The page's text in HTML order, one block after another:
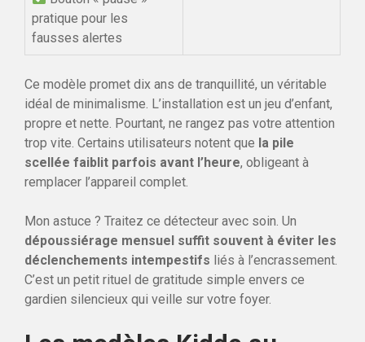
pratique pour les
fausses alertes
Ce modèle promet dix ans de tranquillité, un véritable
idéal de minimalisme. L’installation est un jeu d’enfant,
propre et nette. Pourtant, ne rangez pas votre attention
trop vite. Certains utilisateurs notent que la pile
scellée faiblit parfois avant l’heure, obligeant à
remplacer l’appareil complet.
Mon astuce ? Traitez ce détecteur avec soin. Un
dépoussiérage mensuel suffit souvent à éviter les
déclenchements intempestifs liés à l’encrassement.
C’est un petit rituel de gratitude simple envers ce
gardien silencieux qui veille sur votre foyer.